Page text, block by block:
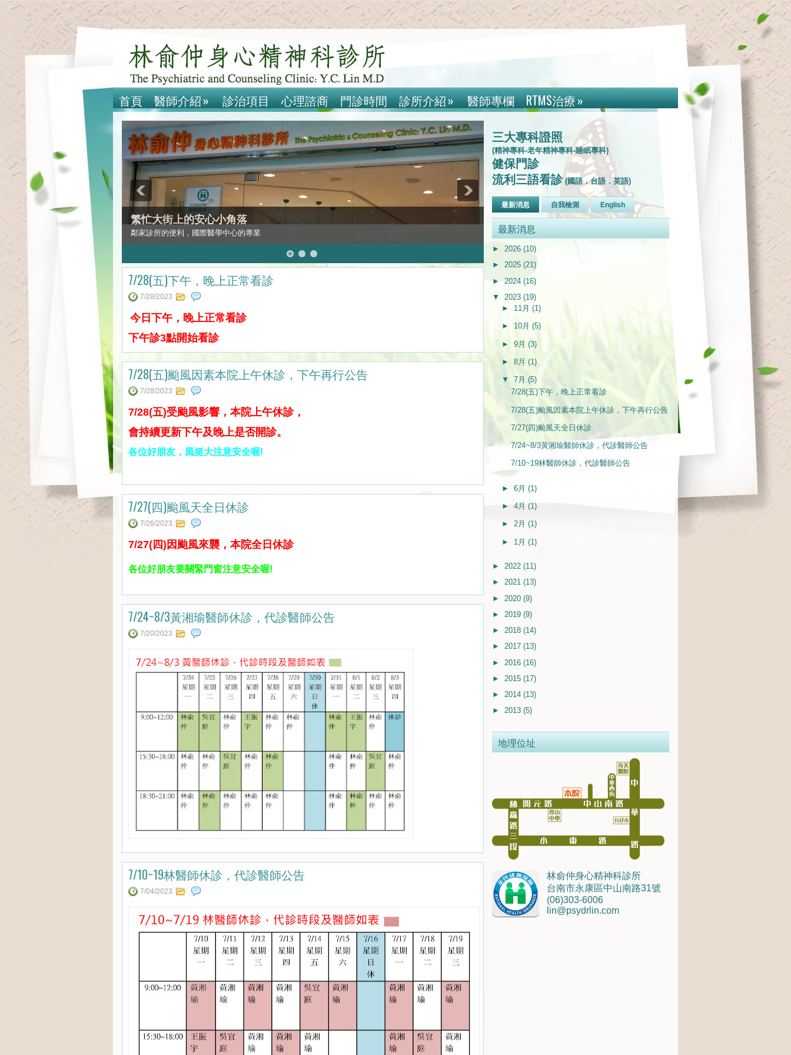
首頁 醫師介紹» 診治項目 心理諮商 門診時間 診所介紹» 醫師專欄 RTMS治療»
繁忙大街上的安心小角落
鄰家診所的便利，國際醫學中心的專業
7/28(五)下午，晚上正常看診
7/28/2023
今日下午，晚上正常看診
下午診3點開始看診
7/28(五)颱風因素本院上午休診，下午再行公告
7/28/2023
7/28(五)受颱風影響，本院上午休診，
會持續更新下午及晚上是否開診。
各位好朋友，風挺大注意安全喔!
7/27(四)颱風天全日休診
7/26/2023
7/27(四)因颱風來襲，本院全日休診
各位好朋友要關緊門窗注意安全喔!
7/24~8/3黃湘瑜醫師休診，代診醫師公告
7/20/2023
7/10~19林醫師休診，代診醫師公告
7/04/2023
三大專科證照
(精神專科-老年精神專科-睡眠專科)
健保門診
流利三語看診(國語．台語．英語)
最新消息 自我檢測 English
最新消息
► 2026 (10)
► 2025 (21)
► 2024 (16)
▼ 2023 (19)
► 11月 (1)
► 10月 (5)
► 9月 (3)
► 8月 (1)
▼ 7月 (5)
7/28(五)下午，晚上正常看診
7/28(五)颱風因素本院上午休診，下午再行公告
7/27(四)颱風天全日休診
7/24~8/3黃湘瑜醫師休診，代診醫師公告
7/10~19林醫師休診，代診醫師公告
► 6月 (1)
► 4月 (1)
► 2月 (1)
► 1月 (1)
► 2022 (11)
► 2021 (13)
► 2020 (9)
► 2019 (9)
► 2018 (14)
► 2017 (13)
► 2016 (16)
► 2015 (17)
► 2014 (13)
► 2013 (5)
地理位址
林俞仲身心精神科診所
台南市永康區中山南路31號
(06)303-6006
lin@psydrlin.com